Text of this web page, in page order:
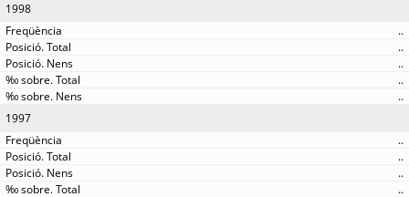
1998
..
..
..
..
..
1997
..
..
..
..